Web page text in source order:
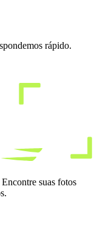
rápido.
suas fotos